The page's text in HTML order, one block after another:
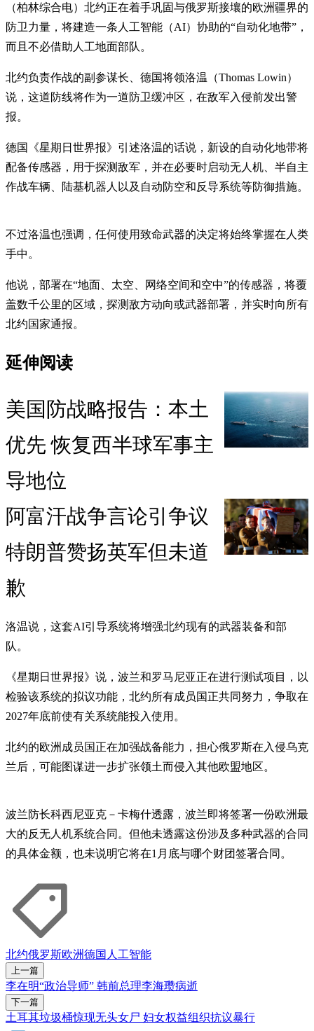
（柏林综合电）北约正在着手巩固与俄罗斯接壤的欧洲疆界的
防卫力量，将建造一条人工智能（AI）协助的“自动化地带”，
而且不必借助人工地面部队。
北约负责作战的副参谋长、德国将领洛温（Thomas Lowin）
说，这道防线将作为一道防卫缓冲区，在敌军入侵前发出警
报。
德国《星期日世界报》引述洛温的话说，新设的自动化地带将
配备传感器，用于探测敌军，并在必要时启动无人机、半自主
作战车辆、陆基机器人以及自动防空和反导系统等防御措施。
不过洛温也强调，任何使用致命武器的决定将始终掌握在人类
手中。
他说，部署在“地面、太空、网络空间和空中”的传感器，将覆
盖数千公里的区域，探测敌方动向或武器部署，并实时向所有
北约国家通报。
延伸阅读
美国防战略报告：本土
优先 恢复西半球军事主
导地位
阿富汗战争言论引争议
特朗普赞扬英军但未道
歉
洛温说，这套AI引导系统将增强北约现有的武器装备和部
队。
《星期日世界报》说，波兰和罗马尼亚正在进行测试项目，以
检验该系统的拟议功能，北约所有成员国正共同努力，争取在
2027年底前使有关系统能投入使用。
北约的欧洲成员国正在加强战备能力，担心俄罗斯在入侵乌克
兰后，可能图谋进一步扩张领土而侵入其他欧盟地区。
波兰防长科西尼亚克－卡梅什透露，波兰即将签署一份欧洲最
大的反无人机系统合同。但他未透露这份涉及多种武器的合同
的具体金额，也未说明它将在1月底与哪个财团签署合同。
北约俄罗斯欧洲德国 人工智能
上一篇
李在明“政治导师” 韩前总理李海瓒病逝
下一篇
土耳其垃圾桶惊现无头女尸 妇女权益组织抗议暴行